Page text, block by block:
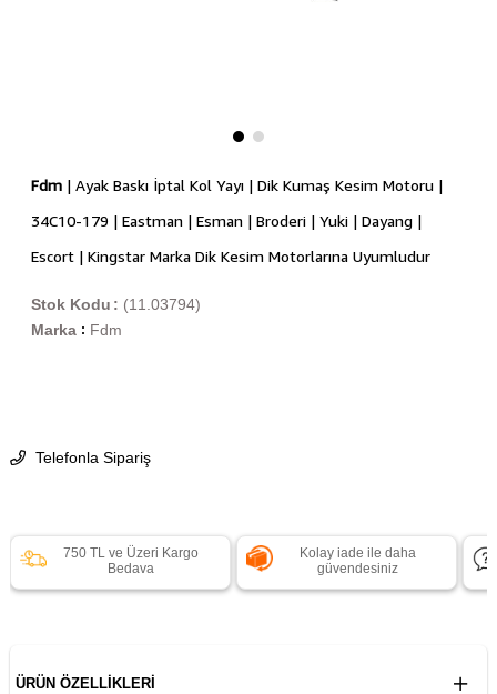
Fdm| Ayak Baskı İptal Kol Yayı | Dik Kumaş Kesim Motoru |
34C10-179 | Eastman | Esman | Broderi | Yuki | Dayang |
Escort | Kingstar Marka Dik Kesim Motorlarına Uyumludur
(11.03794)
Stok Kodu
Marka : Fdm
Telefonla Sipariş
750 TL ve Üzeri Kargo
Bedava
Kolay iade ile daha
güvendesiniz
ÜRÜN ÖZELLIKLERI